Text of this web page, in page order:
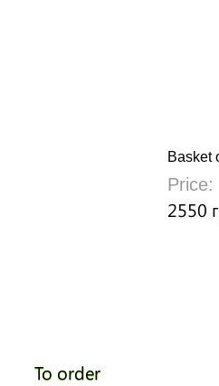
To order
Basket
Price:
2550